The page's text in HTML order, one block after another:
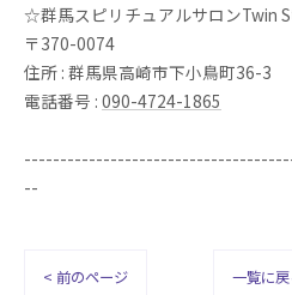
☆群馬スピリチュアルサロンTwin
〒370-0074
住所 : 群馬県高崎市下小鳥町36-3
電話番号 : 090-4724-1865
--
< 前のページ 一覧に